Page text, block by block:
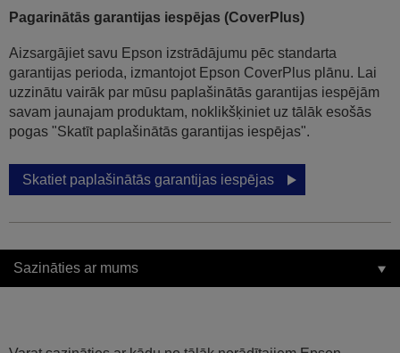
Pagarinātās garantijas iespējas (CoverPlus)
Aizsargājiet savu Epson izstrādājumu pēc standarta
garantijas perioda, izmantojot Epson CoverPlus plānu. Lai
uzzinātu vairāk par mūsu paplašinātās garantijas iespējām
savam jaunajam produktam, noklikšķiniet uz tālāk esošās
pogas "Skatīt paplašinātās garantijas iespējas".
Skatiet paplašinātās garantijas iespējas
Sazināties ar mums